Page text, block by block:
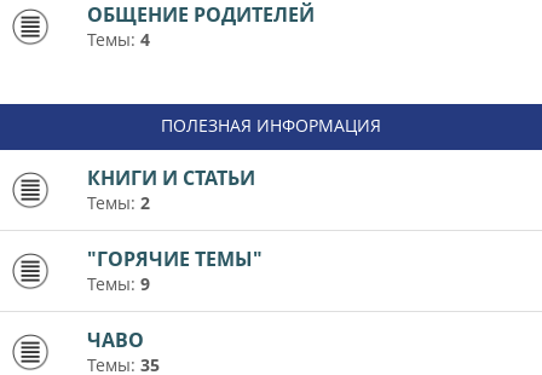
ОБЩЕНИЕ РОДИТЕЛЕЙ
Темы: 4
ПОЛЕЗНАЯ ИНФОРМАЦИЯ
КНИГИ И СТАТЬИ
Темы: 2
"ГОРЯЧИЕ ТЕМЫ"
Темы: 9
ЧАВО
Темы: 35